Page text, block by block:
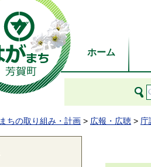
ホーム
まちの取り組み・計画 > 広報・広聴 > 庁